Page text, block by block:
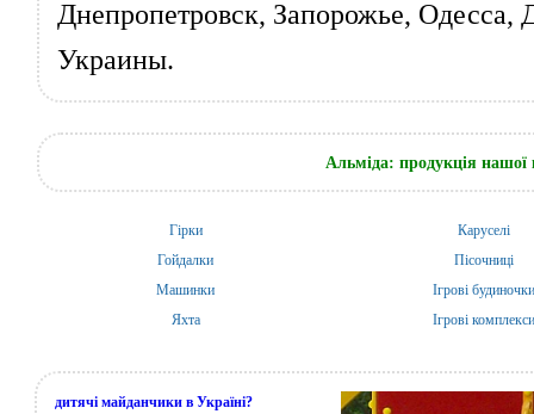
Днепропетровск, Запорожье,
Украины.
Альміда: продукція нашої
Гірки
Гойдалки
Машинки
Яхта
Каруселі
Пісочниці
Ігрові будиночки
Ігрові комплекси
дитячі майданчики в Україні?